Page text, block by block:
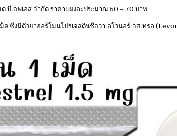
บีเอฟเอส จำกัด ราคาแผงละประมาณ 50 – 70 บาท
ด ซึ่งมีตัวยาฮอร์โมนโปรเจสตินชื่อว่าเลโวนอร์เจสเทรล